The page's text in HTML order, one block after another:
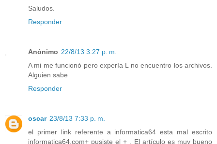
Saludos.
Responder
Anónimo 22/8/13 3:27 p. m.
A mi me funcionó pero experIa L no encuentro los archivos.
Alguien sabe
Responder
oscar 23/8/13 7:33 p. m.
el primer link referente a informatica64 esta mal escrito
informatica64.com+ pusiste el + , El artículo es muy bueno